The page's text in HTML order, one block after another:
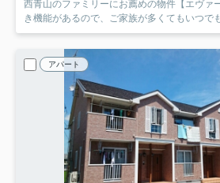
西青山のファミリーにお薦めの物件【エヴァーグ
き機能があるので、ご家族が多くてもいつで
アパート